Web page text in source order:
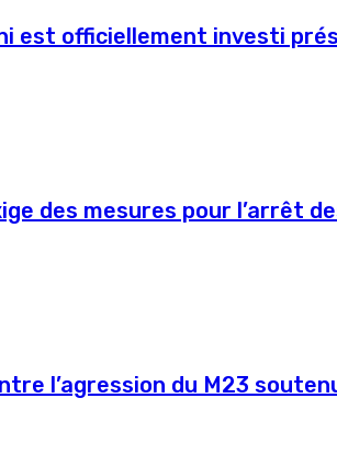
est officiellement investi
des mesures pour l’arrêt
l’agression du M23